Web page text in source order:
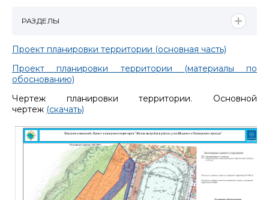
Проект планировки территории (основная часть)
Проект планировки территории (материалы по
обоснованию)
Чертеж планировки территории. Основной
чертеж (скачать)
РАЗДЕЛЫ